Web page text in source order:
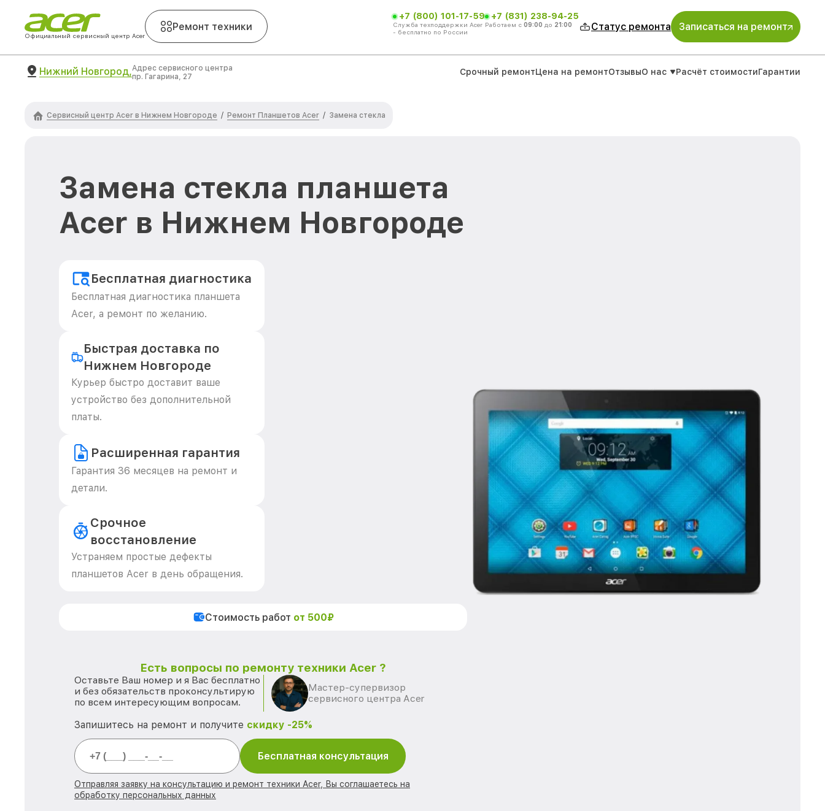
Официальный сервисный центр Acer
Ремонт техники
+7 (800) 101-17-59
Служба техподдержки Acer
- бесплатно по России
+7 (831) 238-94-25
Работаем с 09:00 до 21:00 Статус ремонта Записаться на ремонт
Нижний Новгород,Адрес сервисного центра
пр. Гагарина, 27
Срочный ремонтЦена на ремонтОтзывыО нас Расчёт стоимостиГарантии
Сервисный центр Acer в Нижнем Новгороде / Ремонт Планшетов Acer / Замена стекла
Замена стекла планшета
Acer в Нижнем Новгороде
Бесплатная диагностика
Бесплатная диагностика планшета
Acer, а ремонт по желанию.
Быстрая доставка по
Нижнем Новгороде
Курьер быстро доставит ваше
устройство без дополнительной
платы.
Расширенная гарантия
Гарантия 36 месяцев на ремонт и
детали.
Срочное
восстановление
Устраняем простые дефекты
планшетов Acer в день обращения.
Стоимость работ от 500₽
Есть вопросы по ремонту техники Acer ?
Оставьте Ваш номер и я Вас бесплатно
и без обязательств проконсультирую
по всем интересующим вопросам.
Мастер-супервизор
сервисного центра Acer
Запишитесь на ремонт и получите скидку -25%
Бесплатная консультация
Отправляя заявку на консультацию и ремонт техники Acer, Вы соглашаетесь на
обработку персональных данных